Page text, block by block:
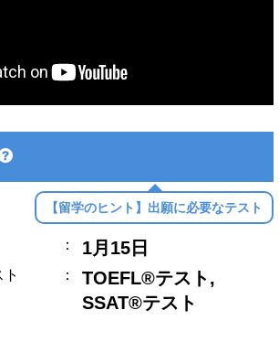
【留学のヒント】出願に必要なテスト
： 1月15日
：
TOEFL®テスト,
SSAT®テスト